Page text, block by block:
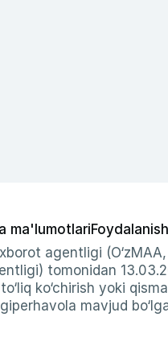
ma'lumotlari
agentligi
tomonidan
ko‘chirish yoki
mavjud